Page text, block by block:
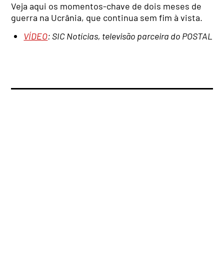
Veja aqui os momentos-chave de dois meses de
guerra na Ucrânia, que continua sem fim à vista.
VÍDEO: SIC Notícias, televisão parceira do POSTAL